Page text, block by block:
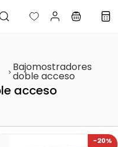
Bajomostradores
doble acceso
acceso
-20%